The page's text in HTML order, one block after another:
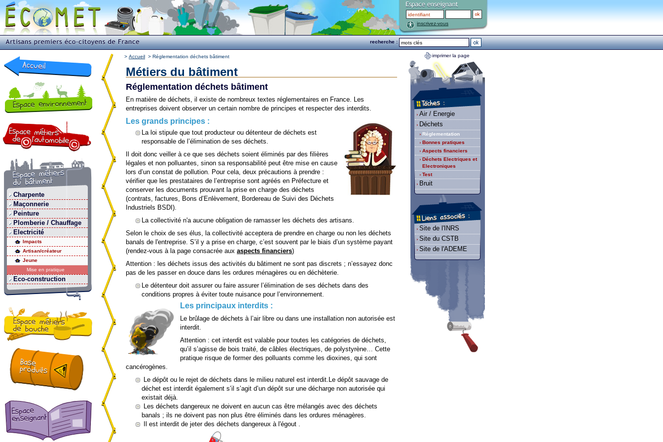
recherche :
inscrivez-vous
Charpente
Maçonnerie
Peinture
Plomberie / Chauffage
Electricité
Impacts
Artisan/créateur
Jeune
Mise en pratique
Eco-construction
> Accueil > Réglementation déchets bâtiment
Métiers du bâtiment
Réglementation déchets bâtiment
En matière de déchets, il existe de nombreux textes réglementaires en France. Les
entreprises doivent observer un certain nombre de principes et respecter des interdits.
Les grands principes :
La loi stipule que tout producteur ou détenteur de déchets est
responsable de l’élimination de ses déchets.
Il doit donc veiller à ce que ses déchets soient éliminés par des filières
légales et non polluantes, sinon sa responsabilité peut être mise en cause
lors d’un constat de pollution. Pour cela, deux précautions à prendre :
vérifier que les prestataires de l’entreprise sont agréés en Préfecture et
conserver les documents prouvant la prise en charge des déchets
(contrats, factures, Bons d’Enlèvement, Bordereau de Suivi des Déchets
Industriels BSDI).
La collectivité n'a aucune obligation de ramasser les déchets des artisans.
Selon le choix de ses élus, la collectivité acceptera de prendre en charge ou non les déchets
banals de l'entreprise. S’il y a prise en charge, c’est souvent par le biais d’un système payant
(rendez-vous à la page consacrée aux aspects financiers)
Attention : les déchets issus des activités du bâtiment ne sont pas discrets ; n’essayez donc
pas de les passer en douce dans les ordures ménagères ou en déchèterie.
Le détenteur doit assurer ou faire assurer l’élimination de ses déchets dans des
conditions propres à éviter toute nuisance pour l’environnement.
Les principaux interdits :
Le brûlage de déchets à l’air libre ou dans une installation non autorisée est
interdit.
Attention : cet interdit est valable pour toutes les catégories de déchets,
qu’il s’agisse de bois traité, de câbles électriques, de polystyrène… Cette
pratique risque de former des polluants comme les dioxines, qui sont
cancérogènes.
Le dépôt ou le rejet de déchets dans le milieu naturel est interdit.Le dépôt sauvage de
déchet est interdit également s’il s’agit d’un dépôt sur une décharge non autorisée qui
existait déjà.
Les déchets dangereux ne doivent en aucun cas être mélangés avec des déchets
banals ; ils ne doivent pas non plus être éliminés dans les ordures ménagères.
Il est interdit de jeter des déchets dangereux à l'égout .
imprimer la page
Air / Energie
Déchets
Réglementation
Bonnes pratiques
Aspects financiers
Déchets Electriques et
Electroniques
Test
Bruit
Site de l'INRS
Site du CSTB
Site de l'ADEME